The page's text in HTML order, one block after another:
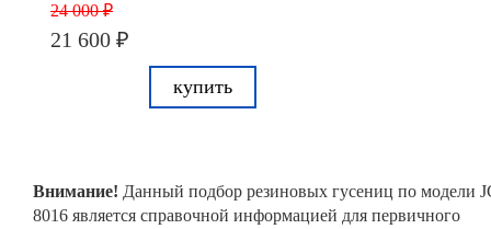
24 000 ₽
21 600 ₽
купить
Внимание! Данный подбор резиновых гусениц по модели
8016 является справочной информацией для первичного